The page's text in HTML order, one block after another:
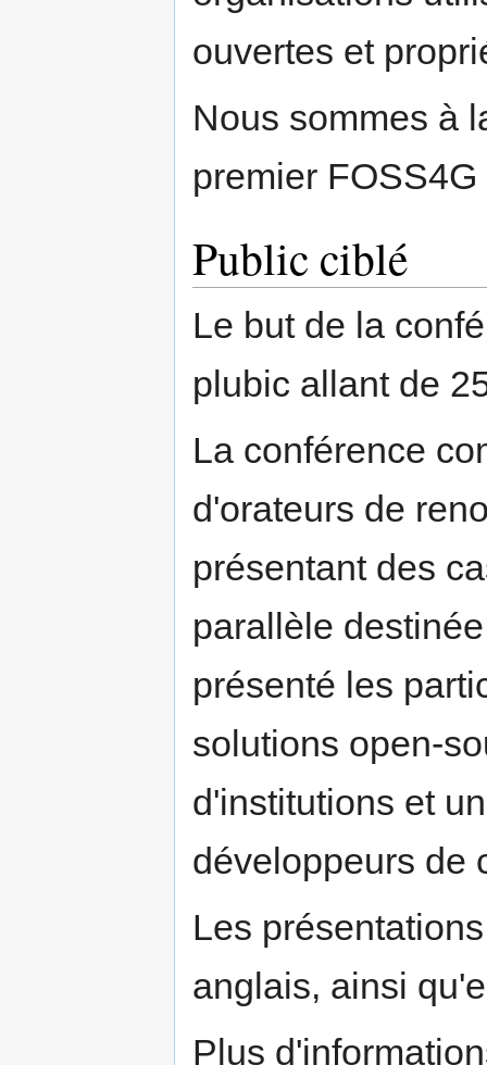
ouvertes et
Nous sommes à
premier
Public ciblé
Le but de la
plubic allant de
La conférence
d'orateurs de
présentant des
parallèle
présenté les
solutions open-
d'institutions et
développeurs de
Les
anglais, ainsi
Plus